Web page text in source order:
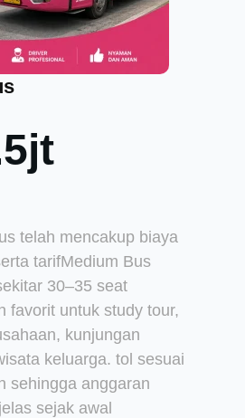
telah mencakup biaya
tarifMedium Bus
30–35 seat
favorit untuk study tour,
kunjungan
keluarga. tol sesuai
sehingga anggaran
sejak awal